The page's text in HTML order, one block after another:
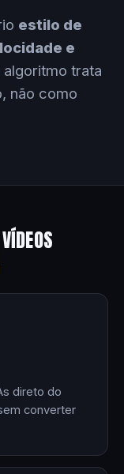
estilo de
e
trata
não como
direto do
converter